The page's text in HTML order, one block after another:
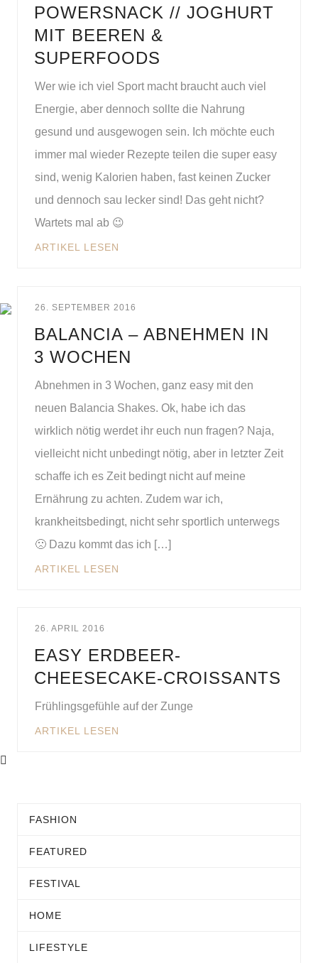
POWERSNACK // JOGHURT
MIT BEEREN &
SUPERFOODS
Wer wie ich viel Sport macht braucht auch viel
Energie, aber dennoch sollte die Nahrung
gesund und ausgewogen sein. Ich möchte euch
immer mal wieder Rezepte teilen die super easy
sind, wenig Kalorien haben, fast keinen Zucker
und dennoch sau lecker sind! Das geht nicht?
Wartets mal ab 😉
ARTIKEL LESEN
26. SEPTEMBER 2016
BALANCIA – ABNEHMEN IN
3 WOCHEN
Abnehmen in 3 Wochen, ganz easy mit den
neuen Balancia Shakes. Ok, habe ich das
wirklich nötig werdet ihr euch nun fragen? Naja,
vielleicht nicht unbedingt nötig, aber in letzter Zeit
schaffe ich es Zeit bedingt nicht auf meine
Ernährung zu achten. Zudem war ich,
krankheitsbedingt, nicht sehr sportlich unterwegs
🙁 Dazu kommt das ich […]
ARTIKEL LESEN
26. APRIL 2016
EASY ERDBEER-
CHEESECAKE-CROISSANTS
Frühlingsgefühle auf der Zunge
ARTIKEL LESEN
FASHION
FEATURED
FESTIVAL
HOME
LIFESTYLE